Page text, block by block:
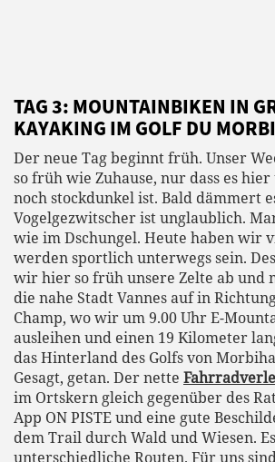
TAG 3: MOUNTAINBIKEN IN
KAYAKING IM GOLF DU
Der neue Tag beginnt früh. Unser
so früh wie Zuhause, nur dass es
noch stockdunkel ist. Bald dämmert
Vogelgezwitscher ist unglaublich.
wie im Dschungel. Heute haben wir
werden sportlich unterwegs sein.
wir hier so früh unsere Zelte ab und
die nahe Stadt Vannes auf in
Champ, wo wir um 9.00 Uhr E-
ausleihen und einen 19 Kilometer
das Hinterland des Golfs von
Gesagt, getan. Der nette
im Ortskern gleich gegenüber des
App ON PISTE und eine gute
dem Trail durch Wald und Wiesen.
unterschiedliche Routen. Für uns